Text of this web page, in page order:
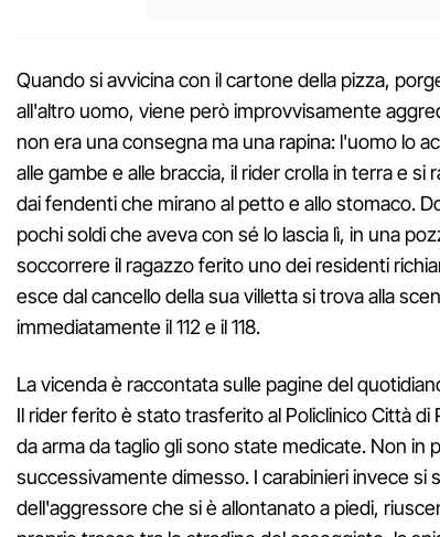
Quando si avvicina con il cartone della pizza,
all'altro uomo, viene però improvvisamente
non era una consegna ma una rapina: l'uomo lo
alle gambe e alle braccia, il rider crolla in terra e si
dai fendenti che mirano al petto e allo stomaco.
pochi soldi che aveva con sé lo lascia lì, in una
soccorrere il ragazzo ferito uno dei residenti
esce dal cancello della sua villetta si trova alla
immediatamente il 112 e il 118.
La vicenda è raccontata sulle pagine del
Il rider ferito è stato trasferito al Policlinico Città
da arma da taglio gli sono state medicate. Non in
successivamente dimesso. I carabinieri invece si
dell'aggressore che si è allontanato a piedi,